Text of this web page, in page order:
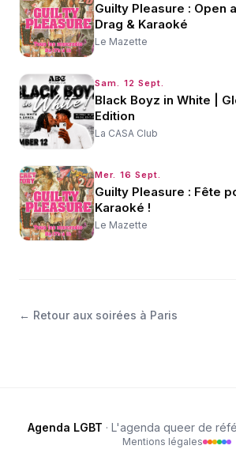
Guilty Pleasure : Open
Drag & Karaoké
Le Mazette
Sam. 12 Sept.
Black Boyz in White |
Edition
La CASA Club
Mer. 16 Sept.
Guilty Pleasure : Fête
Karaoké !
Le Mazette
← Retour aux soirées à Paris
Agenda LGBT · L'agenda queer de
Mentions légales